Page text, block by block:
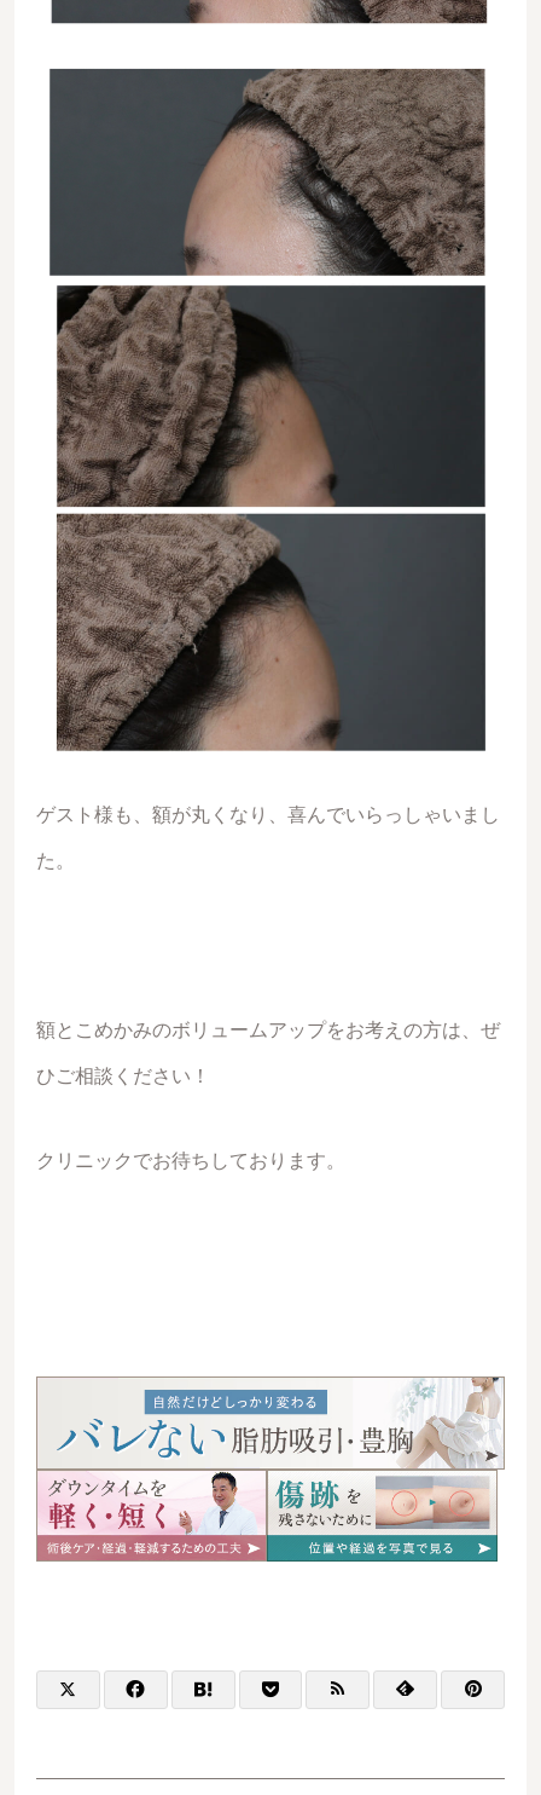
ゲスト様も、額が丸くなり、喜んでいらっしゃいまし
た。
額とこめかみのボリュームアップをお考えの方は、ぜ
ひご相談ください！
クリニックでお待ちしております。